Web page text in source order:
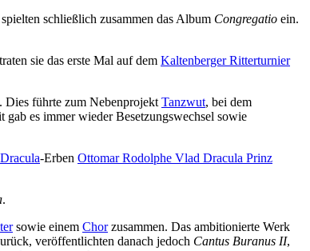
schließlich zusammen das Album Congregatio ein.
sie das erste Mal auf dem Kaltenberger Ritterturnier
Dies führte zum Nebenprojekt Tanzwut, bei dem
es immer wieder Besetzungswechsel sowie
Dracula-Erben Ottomar Rodolphe Vlad Dracula Prinz
.
sowie einem Chorzusammen. Das ambitionierte Werk
veröffentlichten danach jedoch Cantus Buranus II,